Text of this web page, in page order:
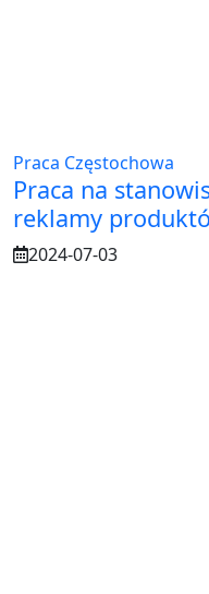
Praca Częstochowa
Praca na
reklamy
2024-07-03